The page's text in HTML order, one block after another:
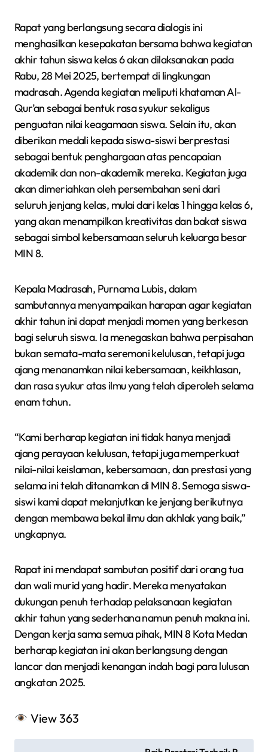
Rapat yang berlangsung secara dialogis ini
menghasilkan kesepakatan bersama bahwa kegiatan
akhir tahun siswa kelas 6 akan dilaksanakan pada
Rabu, 28 Mei 2025, bertempat di lingkungan
madrasah. Agenda kegiatan meliputi khataman Al-
Qur’an sebagai bentuk rasa syukur sekaligus
penguatan nilai keagamaan siswa. Selain itu, akan
diberikan medali kepada siswa-siswi berprestasi
sebagai bentuk penghargaan atas pencapaian
akademik dan non-akademik mereka. Kegiatan juga
akan dimeriahkan oleh persembahan seni dari
seluruh jenjang kelas, mulai dari kelas 1 hingga kelas 6,
yang akan menampilkan kreativitas dan bakat siswa
sebagai simbol kebersamaan seluruh keluarga besar
MIN 8.
Kepala Madrasah, Purnama Lubis, dalam
sambutannya menyampaikan harapan agar kegiatan
akhir tahun ini dapat menjadi momen yang berkesan
bagi seluruh siswa. Ia menegaskan bahwa perpisahan
bukan semata-mata seremoni kelulusan, tetapi juga
ajang menanamkan nilai kebersamaan, keikhlasan,
dan rasa syukur atas ilmu yang telah diperoleh selama
enam tahun.
“Kami berharap kegiatan ini tidak hanya menjadi
ajang perayaan kelulusan, tetapi juga memperkuat
nilai-nilai keislaman, kebersamaan, dan prestasi yang
selama ini telah ditanamkan di MIN 8. Semoga siswa-
siswi kami dapat melanjutkan ke jenjang berikutnya
dengan membawa bekal ilmu dan akhlak yang baik,”
ungkapnya.
Rapat ini mendapat sambutan positif dari orang tua
dan wali murid yang hadir. Mereka menyatakan
dukungan penuh terhadap pelaksanaan kegiatan
akhir tahun yang sederhana namun penuh makna ini.
Dengan kerja sama semua pihak, MIN 8 Kota Medan
berharap kegiatan ini akan berlangsung dengan
lancar dan menjadi kenangan indah bagi para lulusan
angkatan 2025.
View363